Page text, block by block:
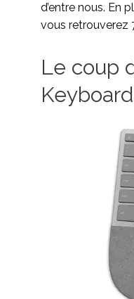
d’entre nous. En
vous retrouverez
Le coup
Keyboard